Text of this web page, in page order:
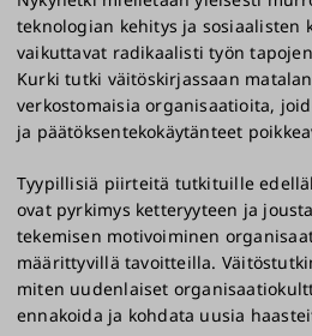
teknologian kehitys ja sosiaalisten
vaikuttavat radikaalisti työn
Kurki tutki väitöskirjassaan
verkostomaisia organisaatioita,
ja päätöksentekokäytänteet
Tyypillisiä piirteitä tutkituille
ovat pyrkimys ketteryyteen ja
tekemisen motivoiminen
määrittyvillä tavoitteilla.
miten uudenlaiset
ennakoida ja kohdata uusia